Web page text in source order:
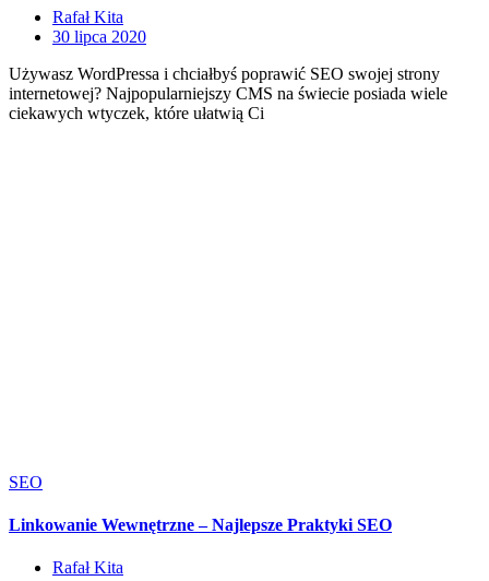
Rafał Kita
30 lipca 2020
Używasz WordPressa i chciałbyś poprawić SEO swojej strony
internetowej? Najpopularniejszy CMS na świecie posiada wiele
ciekawych wtyczek, które ułatwią Ci
SEO
Linkowanie Wewnętrzne – Najlepsze Praktyki SEO
Rafał Kita